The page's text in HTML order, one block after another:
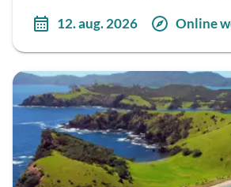
12. aug. 2026 Online